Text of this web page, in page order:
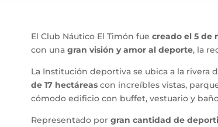
El Club Náutico El Timón fuecreado el 5 de
con unagran visión y amor al deporte, la
La Institución deportiva se ubica a la rivera
de 17 hectáreas con increíbles vistas,
cómodo edificio con buffet, vestuario y
Representado porgran cantidad de